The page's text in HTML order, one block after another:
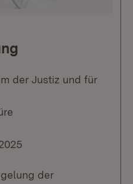
der Justiz und für
der